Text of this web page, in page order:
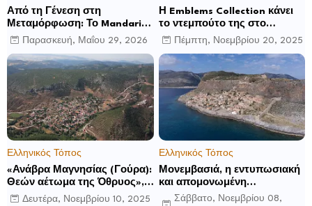
Από τη Γένεση στη
Μεταμόρφωση: Το Mandarin
Oriental, Costa Navarino
αποκαλύπτει μια νέα σεζόν
βιωματικών εμπειριών
Παρασκευή, Μαΐου 29, 2026
Η Emblems Collection κάνει
το ντεμπούτο της στο
Ηνωμένο Βασίλειο με το
Luckham Park Hotel & Spa
και ανακοινώνει άλλα έξι
ανοίγματα για το 2026 και
μετά
Πέμπτη, Νοεμβρίου 20, 2025
Ελληνικός Τόπος
«Ανάβρα Μαγνησίας (Γούρα):
Θεών αέτωμα της Όθρυος»,
γράφει ο Δημήτρης Β.
Δευτέρα, Νοεμβρίου 10, 2025
Ελληνικός Τόπος
Μονεμβασιά, η εντυπωσιακή
και απομονωμένη
οχυρωμένη πόλη που
Σάββατο, Νοεμβρίου 08,